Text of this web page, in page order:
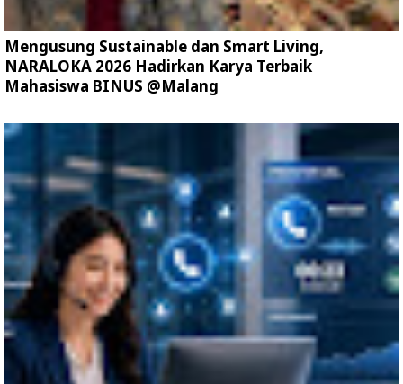
Mengusung Sustainable dan Smart Living,
NARALOKA 2026 Hadirkan Karya Terbaik
Mahasiswa BINUS @Malang